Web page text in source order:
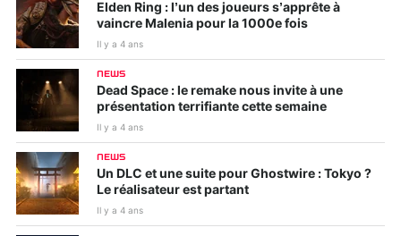
Elden Ring : l’un des joueurs s’apprête à
vaincre Malenia pour la 1000e fois
Il y a 4 ans
NEWS
Dead Space : le remake nous invite à une
présentation terrifiante cette semaine
Il y a 4 ans
NEWS
Un DLC et une suite pour Ghostwire : Tokyo ?
Le réalisateur est partant
Il y a 4 ans